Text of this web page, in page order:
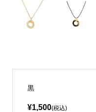
黒
¥1,500(税込)